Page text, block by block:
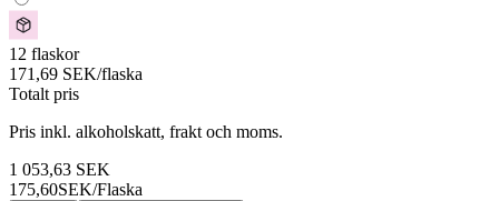
12 flaskor
171,69 SEK/flaska
Totalt pris
Pris inkl. alkoholskatt, frakt och moms.
1 053,63 SEK
175,60SEK/Flaska